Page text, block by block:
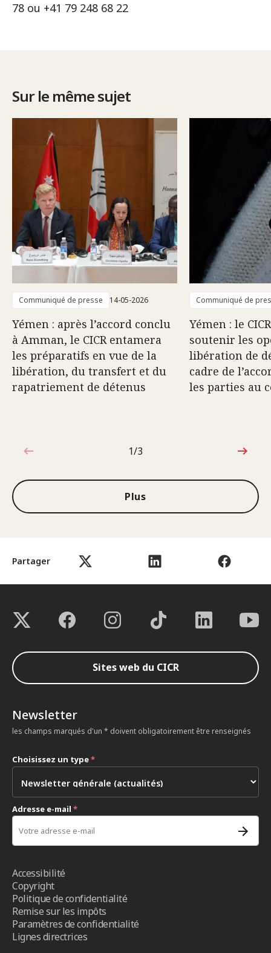
Partager
78 ou +41 79 248 68 22
Sur le même sujet
Communiqué de presse 14-05-2026
Yémen : après l’accord conclu
à Amman, le CICR entamera
les préparatifs en vue de la
libération, du transfert et du
rapatriement de détenus
Communiqué de
Yémen : le
soutenir les
libération de
cadre de
les parties au
1sur3
1/3
Plus
Sites web du CICR
Newsletter
les champs marqués d'un * doivent obligatoirement être renseignés
Choisissez un type*
Adresse e-mail *
Accessibilité
Copyright
Politique de confidentialité
Remise sur les impôts
Paramètres de confidentialité
Lignes directrices